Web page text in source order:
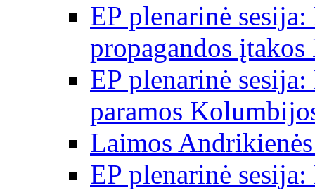
EP plenarinė
propagandos įtakos
EP plenarinė
paramos
Laimos
EP plenarinė